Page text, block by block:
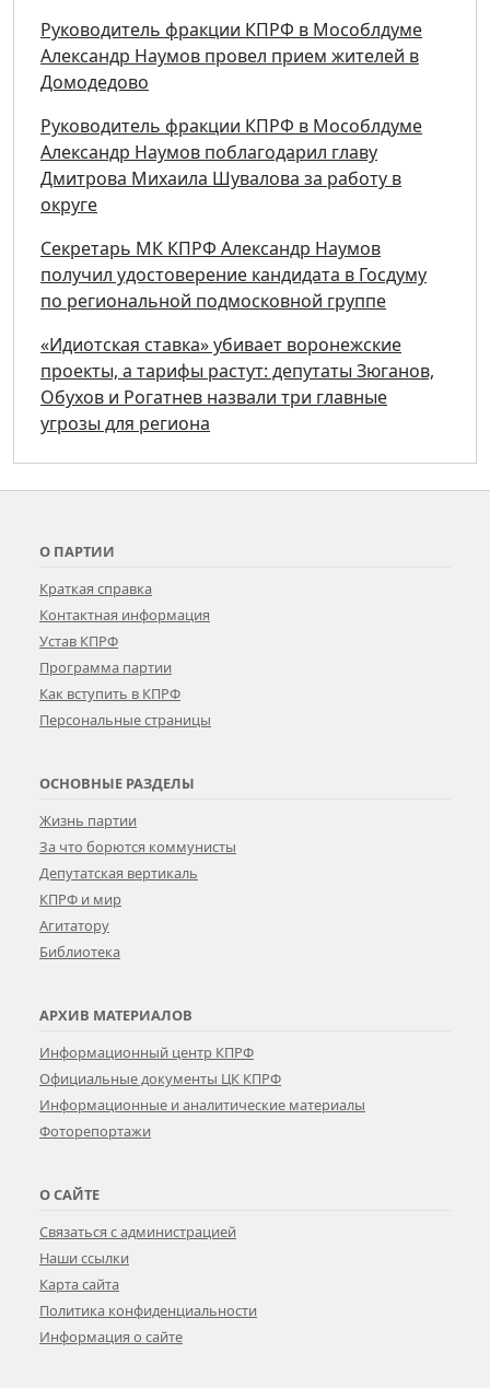
Руководитель фракции КПРФ в Мособлдуме
Александр Наумов провел прием жителей в
Домодедово
Руководитель фракции КПРФ в Мособлдуме
Александр Наумов поблагодарил главу
Дмитрова Михаила Шувалова за работу в
округе
Секретарь МК КПРФ Александр Наумов
получил удостоверение кандидата в Госдуму
по региональной подмосковной группе
«Идиотская ставка» убивает воронежские
проекты, а тарифы растут: депутаты Зюганов,
Обухов и Рогатнев назвали три главные
угрозы для региона
О ПАРТИИ
Краткая справка
Контактная информация
Устав КПРФ
Программа партии
Как вступить в КПРФ
Персональные страницы
ОСНОВНЫЕ РАЗДЕЛЫ
Жизнь партии
За что борются коммунисты
Депутатская вертикаль
КПРФ и мир
Агитатору
Библиотека
АРХИВ МАТЕРИАЛОВ
Информационный центр КПРФ
Официальные документы ЦК КПРФ
Информационные и аналитические материалы
Фоторепортажи
О САЙТЕ
Связаться с администрацией
Наши ссылки
Карта сайта
Политика конфиденциальности
Информация о сайте